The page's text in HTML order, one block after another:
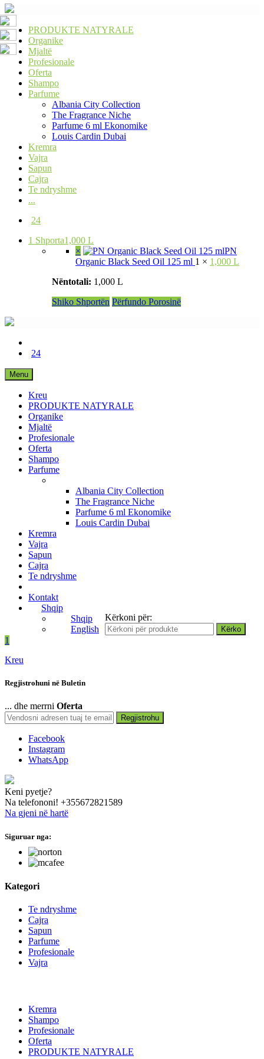
PRODUKTE NATYRALE
Organike
Mjaltë
Profesionale
Oferta
Shampo
Parfume
Albania City Collection
The Fragrance Niche
Parfume 6 ml Ekonomike
Louis Cardin Dubai
Kremra
Vajra
Sapun
Cajra
Te ndryshme
...
24
1 Shporta1,000 L
×
PN
Organic Black Seed Oil 125 ml 1 × 1,000 L
Nëntotali: 1,000 L
Shiko Shportën Përfundo Porosinë
24
Menu
Kreu
PRODUKTE NATYRALE
Organike
Mjaltë
Profesionale
Oferta
Shampo
Parfume
Albania City Collection
The Fragrance Niche
Parfume 6 ml Ekonomike
Louis Cardin Dubai
Kremra
Vajra
Sapun
Cajra
Te ndryshme
Kontakt
Shqip
Shqip
English
Kërkoni për:
1
Kreu
Regjistrohuni në Buletin
... dhe merrni Oferta
Regjistrohu
Facebook
Instagram
WhatsApp
Keni pyetje?
Na telefononi! +355672821589
Na gjeni në hartë
Siguruar nga:
Kategori
Te ndryshme
Cajra
Sapun
Parfume
Profesionale
Vajra
Kremra
Shampo
Profesionale
Oferta
PRODUKTE NATYRALE